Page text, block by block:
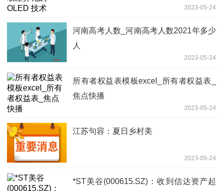
2023-05-24
河南高考人数_河南高考人数2021年多少
人
2023-05-24
所有者权益表模板excel_所有者权益表_
焦点快播
2023-05-24
江苏句容：夏日乡村美
2023-05-24
*ST美谷(000615.SZ)：收到信达资产起